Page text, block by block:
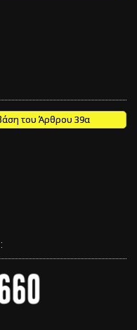
του Άρθρου 39α